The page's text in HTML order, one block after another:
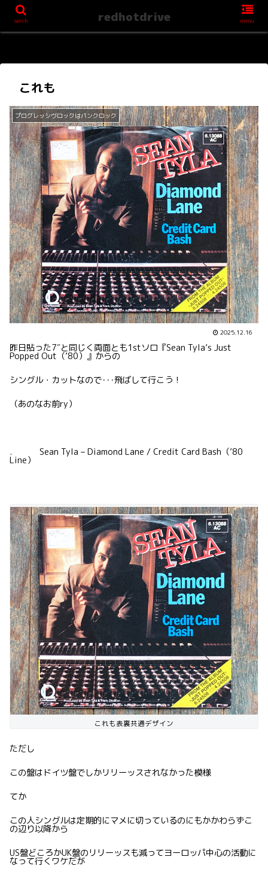
これも
プログレッシヴロックはパンクロック
2025.12.16
昨日貼った7″と同じく両面とも1stソロ『Sean Tyla’s Just
Popped Out（’80）』からの
シングル・カットなので･･･飛ばして行こう！
（あのなお前ry）
. Sean Tyla – Diamond Lane / Credit Card Bash（’80
Line）
これも表裏共通デザイン
ただし
この盤はドイツ盤でしかリリーッスされなかった模様
てか
この人シングルは定期的にマメに切っているのにもかかわらずこ
の辺り以降から
US盤どころかUK盤のリリーッスも減ってヨーロッパ中心の活動に
なって行くワケだが
serch redhotdrive menu